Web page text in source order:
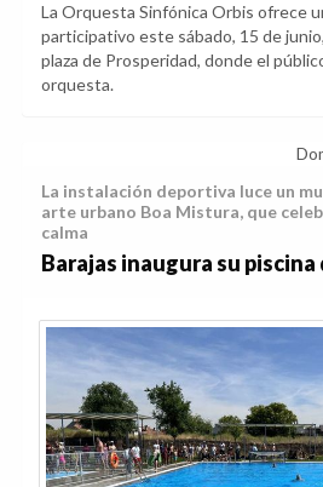
La Orquesta Sinfónica Orbis ofrece
participativo este sábado, 15 de
plaza de Prosperidad, donde el
orquesta.
La instalación deportiva luce un
arte urbano Boa Mistura, que
calma
Barajas inaugura su